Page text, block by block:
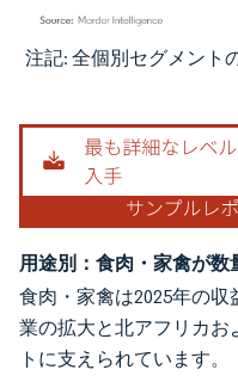
画像 © Mordor Intelligence。再
注記: 全個別セグメント
用途別：食肉・家禽が数
食肉・家禽は2025年の収
業の拡大と北アフリカお
トに支えられています